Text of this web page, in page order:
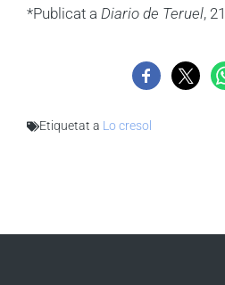
*Publicat a Diario de Teruel,
Etiquetat a Lo cresol